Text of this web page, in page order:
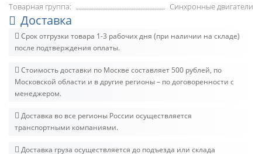
Товарная группа: Синхронные двигатели
Доставка
Срок отгрузки товара 1-3 рабочих дня (при наличии на складе)
после подтверждения оплаты.
Стоимость доставки по Москве составляет 500 рублей, по
Московской области и в другие регионы – по договоренности с
менеджером.
Доставка во все регионы России осуществляется
транспортными компаниями.
Доставка груза осуществляется до подъезда или склада